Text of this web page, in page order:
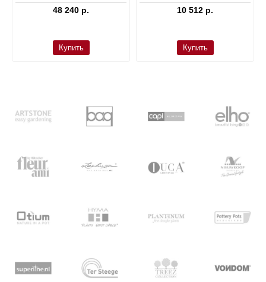
48 240 р.
Купить
10 512 р.
Купить